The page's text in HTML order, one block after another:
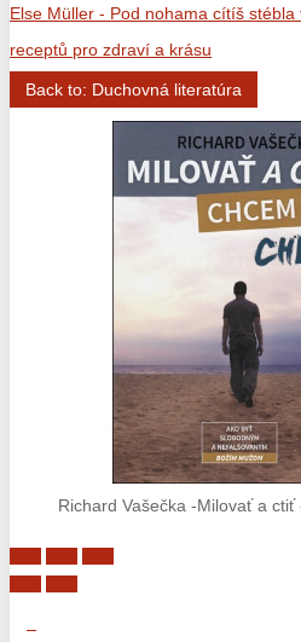
Else Müller - Pod nohama cítíš stébla
receptů pro zdraví a krásu
Back to: Duchovná literatúra
Richard Vašečka -Milovať a